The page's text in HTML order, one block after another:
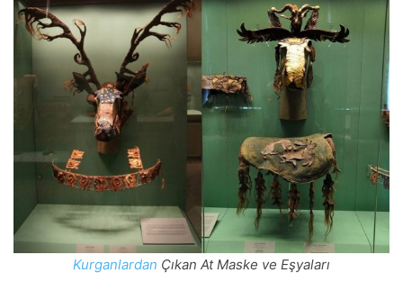
Kurganlardan Çıkan At Maske ve Eşyaları